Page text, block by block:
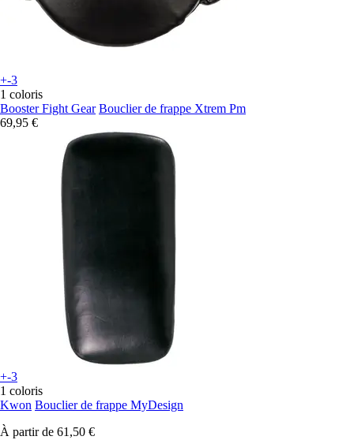
+-3
1 coloris
Booster Fight Gear Bouclier de frappe Xtrem Pm
69,95 €
+-3
1 coloris
Kwon Bouclier de frappe MyDesign
À partir de 61,50 €